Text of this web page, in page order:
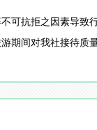
可抗拒之因素导致
期间对我社接待质